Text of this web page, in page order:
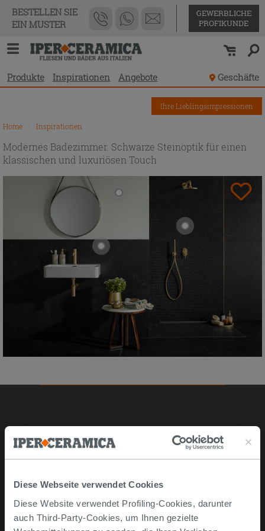
Diese Webseite verwendet Cookies
Diese Website verwendet Profiling-Cookies, darunter
auch Third-Party-Cookies, um Ihnen gezielte
BESTELLEN SIE
EIN MUSTER
GEWERBLICHE
PROFIKUNDE
Produkte Inspirationen Angebote Geschäfte
Home Inspirationen
Ihre Lieblingsimpressionen
Modernes Badezimmer. Schwarze Steinoptik für einen
klassischen und luxuriösen Touch
Online kaufen
Musterstücke
Bestellen Sie mit uns
Wie man online kauft
Lieferzeiten und -kosten